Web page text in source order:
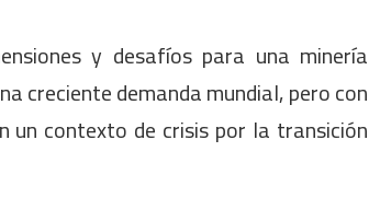
y desafíos para una minería
creciente demanda mundial, pero con
un contexto de crisis por la transición